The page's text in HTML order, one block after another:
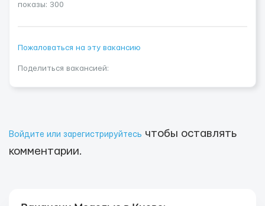
показы: 300
Пожаловаться на эту вакансию
Поделиться вакансией:
Войдите или зарегистрируйтесь чтобы оставлять
комментарии.